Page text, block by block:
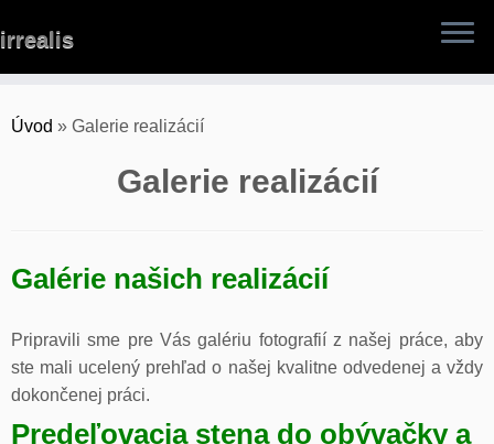
to
irrealis
Úvod » Galerie realizácií
Galerie realizácií
Galérie našich realizácií
Pripravili sme pre Vás galériu fotografií z našej práce, aby
ste mali ucelený prehľad o našej kvalitne odvedenej a vždy
dokončenej práci.
Predeľovacia stena do obývačky a